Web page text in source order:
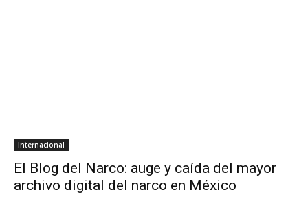
Internacional
El Blog del Narco: auge y caída del mayor
archivo digital del narco en México